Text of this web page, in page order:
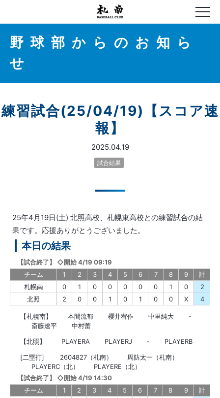
野球部からのお知ら
せ
練習試合(25/04/19)【スコア速
報】
2025.04.19
試合結果
25年4月19日(土) 北照高校、札幌東高校との練習試合の結
果です。応援ありがとうございました。
本日の結果
【試合終了】
◇開始 4/19 09:19
チーム
1 2 3 4 5 6 7 8 9
計
札幌南
0 1 0 0 0 0 0 1 0
2
北照
2 0 0 1 0 1 0 0 X 4
【札幌南】 本間流郁 櫻井宥作 中里純大
-
斎藤遼平
中村蕾
【北照】
PLAYERA PLAYERJ -
PLAYERB
[二塁打]
2604827（札南）
周防太一（札南）
PLAYERC（北）
PLAYERE（北）
【試合終了】
◇開始 4/19 14:30
チーム
1 2 3 4 5 6 7 8 9
計